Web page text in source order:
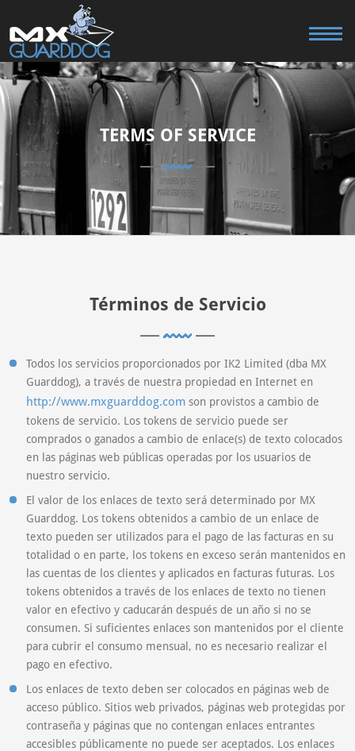
TERMS OF SERVICE
Términos de Servicio
Todos los servicios proporcionados por IK2 Limited (dba MX
Guarddog), a través de nuestra propiedad en Internet en
http://www.mxguarddog.com son provistos a cambio de
tokens de servicio. Los tokens de servicio puede ser
comprados o ganados a cambio de enlace(s) de texto colocados
en las páginas web públicas operadas por los usuarios de
nuestro servicio.
El valor de los enlaces de texto será determinado por MX
Guarddog. Los tokens obtenidos a cambio de un enlace de
texto pueden ser utilizados para el pago de las facturas en su
totalidad o en parte, los tokens en exceso serán mantenidos en
las cuentas de los clientes y aplicados en facturas futuras. Los
tokens obtenidos a través de los enlaces de texto no tienen
valor en efectivo y caducarán después de un año si no se
consumen. Si suficientes enlaces son mantenidos por el cliente
para cubrir el consumo mensual, no es necesario realizar el
pago en efectivo.
Los enlaces de texto deben ser colocados en páginas web de
acceso público. Sitios web privados, páginas web protegidas por
contraseña y páginas que no contengan enlaces entrantes
accesibles públicamente no puede ser aceptados. Los enlaces